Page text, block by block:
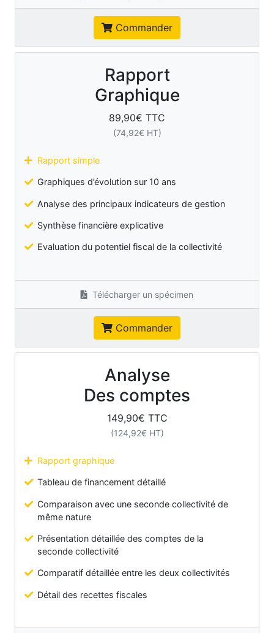
Commander
Rapport
Graphique
89,90€ TTC
(74,92€ HT)
Rapport simple
Graphiques d’évolution sur 10 ans
Analyse des principaux indicateurs de gestion
Synthèse financière explicative
Evaluation du potentiel fiscal de la collectivité
Télécharger un spécimen
Commander
Analyse
Des comptes
149,90€ TTC
(124,92€ HT)
Rapport graphique
Tableau de financement détaillé
Comparaison avec une seconde collectivité de
même nature
Présentation détaillée des comptes de la
seconde collectivité
Comparatif détaillée entre les deux collectivités
Détail des recettes fiscales